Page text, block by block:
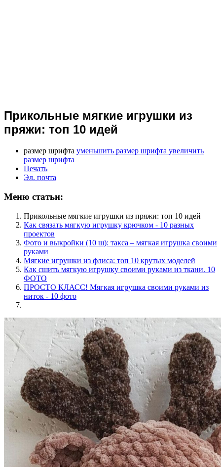
Прикольные мягкие игрушки из
пряжи: топ 10 идей
размер шрифта уменьшить размер шрифта увеличить
размер шрифта
Печать
Эл. почта
Меню статьи:
Прикольные мягкие игрушки из пряжи: топ 10 идей
Как связать мягкую игрушку крючком - 10 разных
проектов
Фото и выкройки (10 ш): такса – мягкая игрушка своими
руками
Мягкие игрушки из флиса: топ 10 крутых моделей
Как сшить мягкую игрушку своими руками из ткани. 10
ФОТО
ПРОСТО КЛАСС! Мягкая игрушка своими руками из
ниток - 10 фото